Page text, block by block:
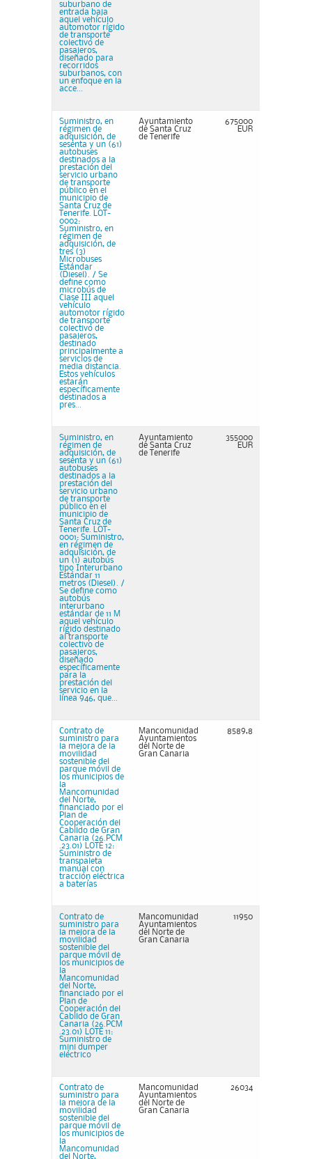
suburbano de
entrada baja
aquel vehículo
automotor rígido
de transporte
colectivo de
pasajeros,
diseñado para
recorridos
suburbanos, con
un enfoque en la
acce...
Suministro, en
régimen de
adquisición, de
sesenta y un (61)
autobuses
destinados a la
prestación del
servicio urbano
de transporte
público en el
municipio de
Santa Cruz de
Tenerife. LOT-
0002:
Suministro, en
régimen de
adquisición, de
tres (3)
Microbuses
Estándar
(Diesel). / Se
define como
microbús de
Clase III aquel
vehículo
automotor rígido
de transporte
colectivo de
pasajeros,
destinado
principalmente a
servicios de
media distancia.
Estos vehículos
estarán
específicamente
destinados a
pres...
Ayuntamiento
de Santa Cruz
de Tenerife
675000
EUR
Suministro, en
régimen de
adquisición, de
sesenta y un (61)
autobuses
destinados a la
prestación del
servicio urbano
de transporte
público en el
municipio de
Santa Cruz de
Tenerife. LOT-
0001: Suministro,
en régimen de
adquisición, de
un (1) autobús
tipo Interurbano
Estándar 11
metros (Diesel). /
Se define como
autobús
interurbano
estándar de 11 M
aquel vehículo
rígido destinado
al transporte
colectivo de
pasajeros,
diseñado
específicamente
para la
prestación del
servicio en la
línea 946, que...
Ayuntamiento
de Santa Cruz
de Tenerife
355000
EUR
Contrato de
suministro para
la mejora de la
movilidad
sostenible del
parque móvil de
los municipios de
la
Mancomunidad
del Norte,
financiado por el
Plan de
Cooperación del
Cabildo de Gran
Canaria (26.PCM
.23.01) LOTE 12:
Suministro de
transpaleta
manual con
tracción eléctrica
a baterías
Mancomunidad
Ayuntamientos
del Norte de
Gran Canaria
8589,8
Contrato de
suministro para
la mejora de la
movilidad
sostenible del
parque móvil de
los municipios de
la
Mancomunidad
del Norte,
financiado por el
Plan de
Cooperación del
Cabildo de Gran
Canaria (26.PCM
.23.01) LOTE 11:
Suministro de
mini dumper
eléctrico
Mancomunidad
Ayuntamientos
del Norte de
Gran Canaria
11950
Contrato de
suministro para
la mejora de la
movilidad
sostenible del
parque móvil de
los municipios de
la
Mancomunidad
del Norte,
Mancomunidad
Ayuntamientos
del Norte de
Gran Canaria
26034